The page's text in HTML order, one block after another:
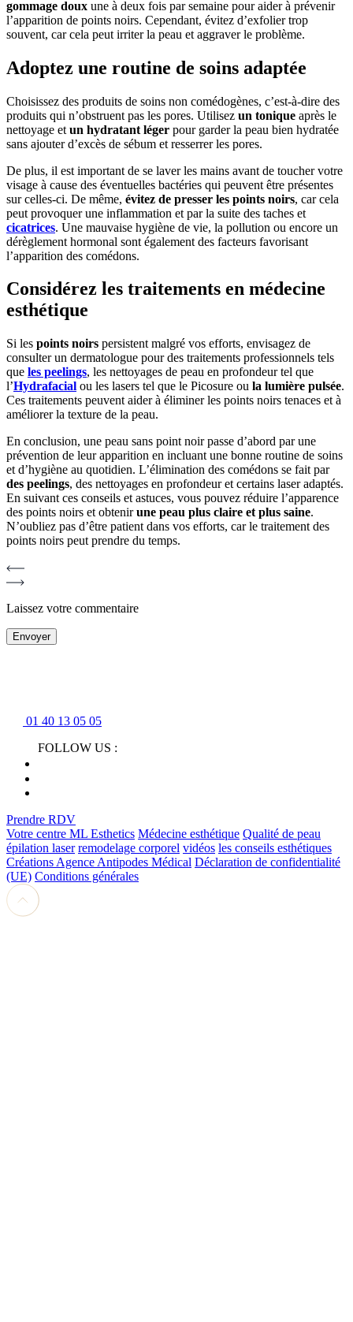
gommage doux une à deux fois par semaine pour aider à prévenir
l’apparition de points noirs. Cependant, évitez d’exfolier trop
souvent, car cela peut irriter la peau et aggraver le problème.
Adoptez une routine de soins adaptée
Choisissez des produits de soins non comédogènes, c’est-à-dire des
produits qui n’obstruent pas les pores. Utilisez un tonique après le
nettoyage et un hydratant léger pour garder la peau bien hydratée
sans ajouter d’excès de sébum et resserrer les pores.
De plus, il est important de se laver les mains avant de toucher votre
visage à cause des éventuelles bactéries qui peuvent être présentes
sur celles-ci. De même, évitez de presser les points noirs, car cela
peut provoquer une inflammation et par la suite des taches et
cicatrices. Une mauvaise hygiène de vie, la pollution ou encore un
dérèglement hormonal sont également des facteurs favorisant
l’apparition des comédons.
Considérez les traitements en médecine
esthétique
Si les points noirs persistent malgré vos efforts, envisagez de
consulter un dermatologue pour des traitements professionnels tels
que les peelings, les nettoyages de peau en profondeur tel que
l’Hydrafacial ou les lasers tel que le Picosure ou la lumière pulsée.
Ces traitements peuvent aider à éliminer les points noirs tenaces et à
améliorer la texture de la peau.
En conclusion, une peau sans point noir passe d’abord par une
prévention de leur apparition en incluant une bonne routine de soins
et d’hygiène au quotidien. L’élimination des comédons se fait par
des peelings, des nettoyages en profondeur et certains laser adaptés.
En suivant ces conseils et astuces, vous pouvez réduire l’apparence
des points noirs et obtenirune peau plus claire et plus saine.
N’oubliez pas d’être patient dans vos efforts, car le traitement des
points noirs peut prendre du temps.
Laissez votre commentaire
Envoyer
01 40 13 05 05
FOLLOW US :
Prendre RDV
Votre centre ML Esthetics Médecine esthétique Qualité de peau
épilation laser remodelage corporel vidéos les conseils esthétiques
Créations Agence Antipodes Médical Déclaration de confidentialité
(UE) Conditions générales